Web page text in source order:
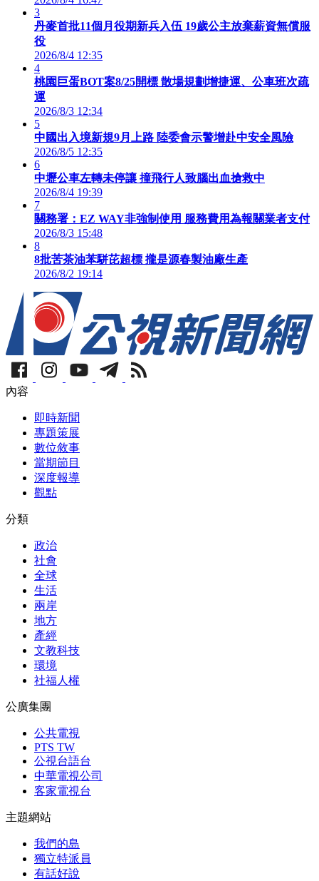
3
丹麥首批11個月役期新兵入伍 19歲公主放棄薪資無償服
役
2026/8/4 12:35
4
桃園巨蛋BOT案8/25開標 散場規劃增捷運、公車班次疏
運
2026/8/3 12:34
5
中國出入境新規9月上路 陸委會示警增赴中安全風險
2026/8/5 12:35
6
中壢公車左轉未停讓 撞飛行人致腦出血搶救中
2026/8/4 19:39
7
關務署：EZ WAY非強制使用 服務費用為報關業者支付
2026/8/3 15:48
8
8批苦茶油苯駢芘超標 攏是源春製油廠生產
2026/8/2 19:14
內容
即時新聞
專題策展
數位敘事
當期節目
深度報導
觀點
分類
政治
社會
全球
生活
兩岸
地方
產經
文教科技
環境
社福人權
公廣集團
公共電視
PTS TW
公視台語台
中華電視公司
客家電視台
主題網站
我們的島
獨立特派員
有話好說